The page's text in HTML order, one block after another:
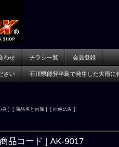
わせ チラシ一覧 会員登録
さい 石川県能登半島で発生した大雨に
み ] [ 商品名と画像 ] [ 画像のみ ]
品コード ] AK-9017